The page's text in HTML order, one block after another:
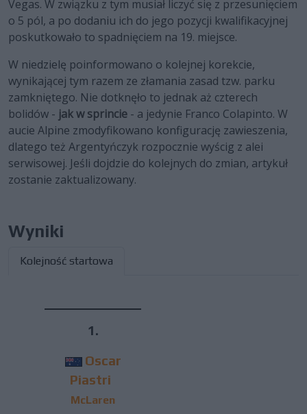
Vegas. W związku z tym musiał liczyć się z przesunięciem
o 5 pól, a po dodaniu ich do jego pozycji kwalifikacyjnej
poskutkowało to spadnięciem na 19. miejsce.
W niedzielę poinformowano o kolejnej korekcie,
wynikającej tym razem ze złamania zasad tzw. parku
zamkniętego. Nie dotknęło to jednak aż czterech
bolidów - jak w sprincie - a jedynie Franco Colapinto. W
aucie Alpine zmodyfikowano konfigurację zawieszenia,
dlatego też Argentyńczyk rozpocznie wyścig z alei
serwisowej. Jeśli dojdzie do kolejnych do zmian, artykuł
zostanie zaktualizowany.
Wyniki
Kolejność startowa
1.
Oscar
Piastri
McLaren